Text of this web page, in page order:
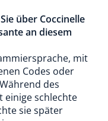
über Coccinelle
an diesem
mit
Codes oder
des
schlechte
sie später